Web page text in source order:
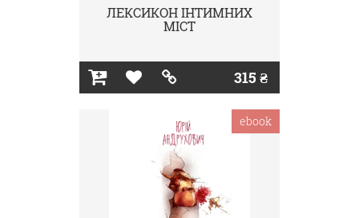
ЛЕКСИКОН ІНТИМНИХ
МІСТ
315 ₴
ebook